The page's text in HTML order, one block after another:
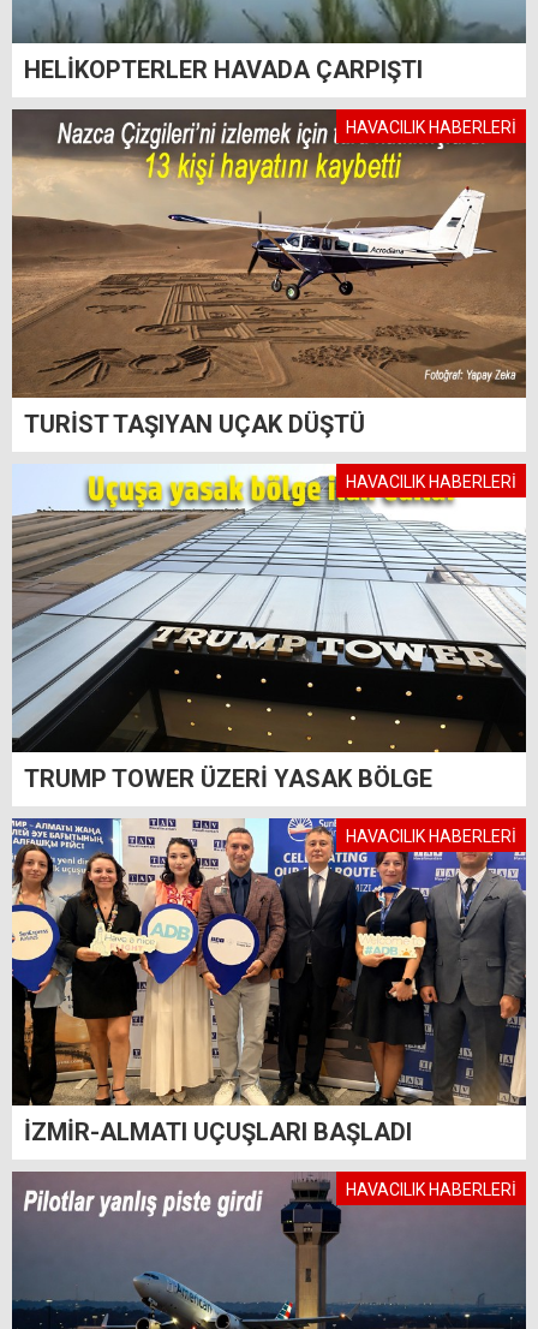
HELİKOPTERLER HAVADA ÇARPIŞTI
HAVACILIK HABERLERİ
TURİST TAŞIYAN UÇAK DÜŞTÜ
HAVACILIK HABERLERİ
TRUMP TOWER ÜZERİ YASAK BÖLGE
HAVACILIK HABERLERİ
İZMİR-ALMATI UÇUŞLARI BAŞLADI
HAVACILIK HABERLERİ